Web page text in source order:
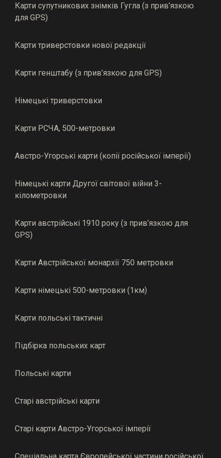
Карти супутникових знімків Гугла (з прив’язкою
для GPS)
Карти триверстовки нової редакції
Карти генштабу (з прив’язкою для GPS)
Німецькі триверстовки
Карти РСЧА, 500-метровки
Австро-Угорські карти (копії російської імперії)
Німецькі карти Другої світової війни 3-
кілометровки
Карти австрійські 1910 року (з прив’язкою для
GPS)
Карти Австрійської монархії 750 метровки
Карти німецькі 500-метровки (1км)
Карти польські тактичні
Підбірка польських карт
Польські карти
Старі австрійські карти
Старі карти Австро-Угорської імперії